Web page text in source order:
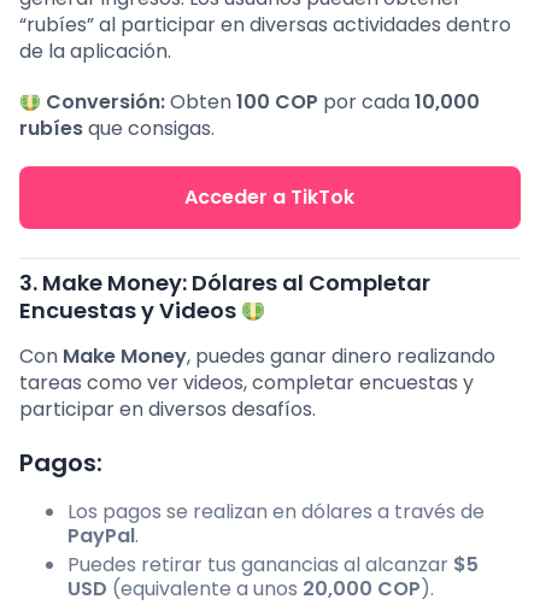
“rubíes” al participar en diversas actividades dentro
de la aplicación.
Conversión:Obten100 COP por cada10,000
rubíesque consigas.
Acceder a TikTok
3. Make Money: Dólares al Completar
Encuestas y Videos
Con Make Money, puedes ganar dinero realizando
tareas como ver videos, completar encuestas y
participar en diversos desafíos.
Pagos:
Los pagos se realizan en dólares a través de
PayPal.
Puedes retirar tus ganancias al alcanzar $5
USD (equivalente a unos 20,000 COP).